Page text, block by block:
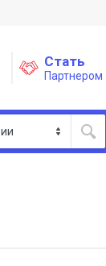
Стать
Партнером